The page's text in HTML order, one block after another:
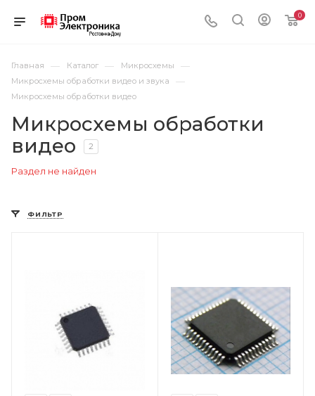
0
Главная — Каталог — Микросхемы —
Микросхемы обработки видео и звука —
Микросхемы обработки видео
Микросхемы обработки
видео
2
Раздел не найден
ФИЛЬТР